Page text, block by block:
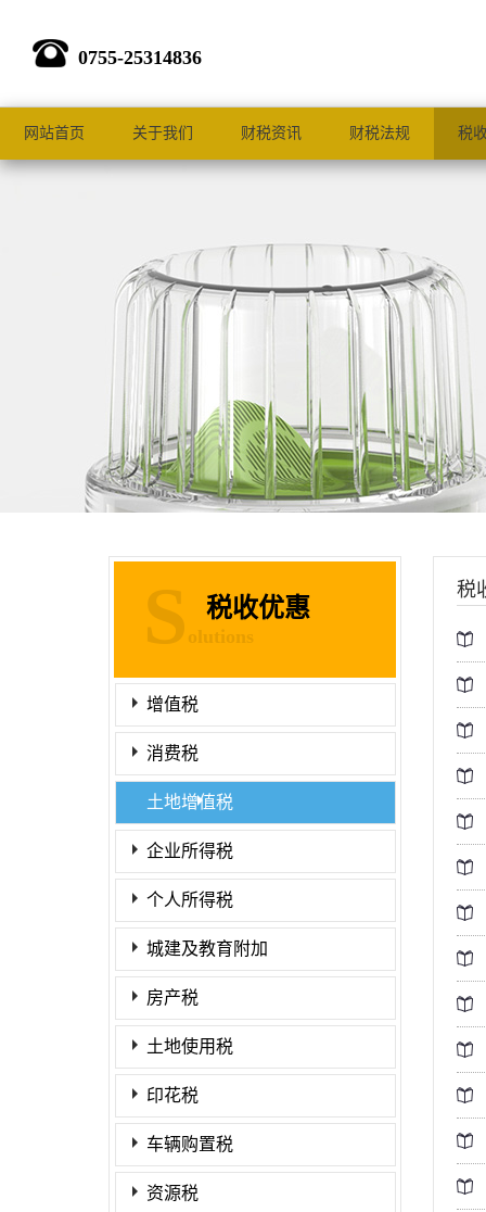
0755-25314836
网站首页 关于我们 财税资讯 财税法规 税
税收优惠
S olutions
增值税
消费税
土地增值税
企业所得税
个人所得税
城建及教育附加
房产税
土地使用税
印花税
车辆购置税
资源税
税